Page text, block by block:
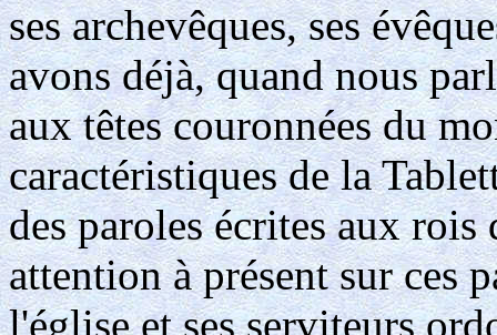
ses archevêques, ses
avons déjà, quand nous
aux têtes couronnées du
caractéristiques de la
des paroles écrites aux
attention à présent sur ces
l'église et ses serviteurs